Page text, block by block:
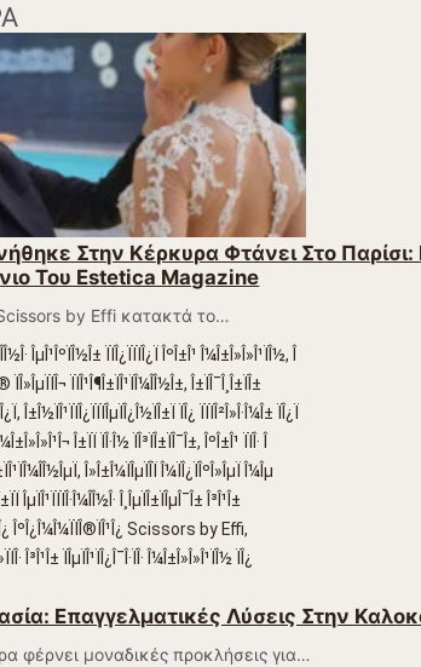
Στην Κέρκυρα Φτάνει Στο
Του Estetica Magazine
by Effi κατακτά το…
Επαγγελματικές Λύσεις Στην
φέρνει μοναδικές προκλήσεις για…